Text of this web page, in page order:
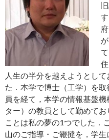
人生の半分を越えようとし
た．本学で博士（工学）を
員を経て，本学の情報基盤
ター）の教員として勤めて
ことは私の夢の1つでした．
山のご指導・ご鞭撻を，学